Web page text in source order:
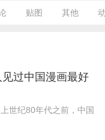
贴图 其他
过中国漫画最好
世纪80年代之前，中国